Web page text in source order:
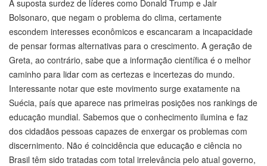
A suposta surdez de líderes como Donald Trump e Jair
Bolsonaro, que negam o problema do clima, certamente
escondem interesses econômicos e escancaram a incapacidade
de pensar formas alternativas para o crescimento. A geração de
Greta, ao contrário, sabe que a informação científica é o melhor
caminho para lidar com as certezas e incertezas do mundo.
Interessante notar que este movimento surge exatamente na
Suécia, país que aparece nas primeiras posições nos rankings de
educação mundial. Sabemos que o conhecimento ilumina e faz
dos cidadãos pessoas capazes de enxergar os problemas com
discernimento. Não é coincidência que educação e ciência no
Brasil têm sido tratadas com total irrelevância pelo atual governo,